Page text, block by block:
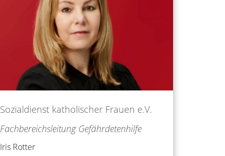
Sozialdienst katholischer Frauen e.V.
Fachbereichsleitung Gefährdetenhilfe
Iris Rotter